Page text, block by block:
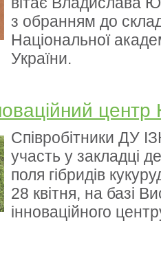
з обранням до
Національної
України.
Співробітники ДУ
участь у закладці
поля гібридів
28 квітня, на базі
інноваційного